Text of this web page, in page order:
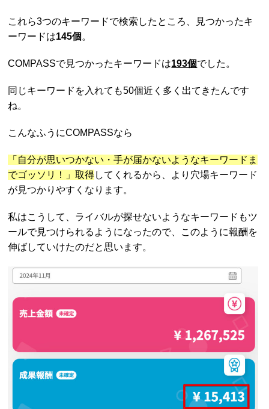
これら3つのキーワードで検索したところ、見つかったキ
ーワードは145個 。
COMPASSで見つかったキーワードは193個でした。
同じキーワードを入れても50個近く多く出てきたんです
ね。
こんなふうにCOMPASSなら
「自分が思いつかない・手が届かないようなキーワードま
でゴッソリ！」取得してくれるから、より穴場キーワード
が見つかりやすくなります。
私はこうして、ライバルが探せないようなキーワードもツ
ールで見つけられるようになったので、このように報酬を
伸ばしていけたのだと思います。